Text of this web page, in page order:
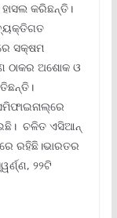
କରିଛନ୍ତି।
ବ୍ୟକ୍ତିଗତ
ସକ୍ଷମ
ଠାକର ଅଶୋକ ଓ
ଚଳିତ ଏସିଆନ୍‌
ରହିଛି।ଭାରତର
୨୨ଟି